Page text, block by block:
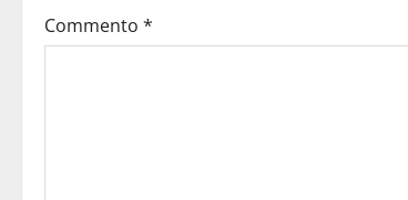
Commento *